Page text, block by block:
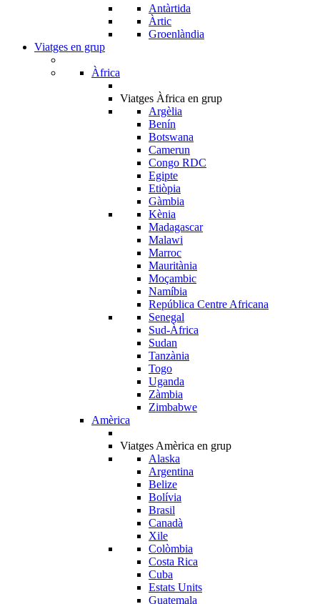
Antàrtida
Àrtic
Groenlàndia
Viatges en grup
Àfrica
Viatges Àfrica en grup
Argèlia
Benín
Botswana
Camerun
Congo RDC
Egipte
Etiòpia
Gàmbia
Kènia
Madagascar
Malawi
Marroc
Mauritània
Moçambic
Namíbia
República Centre Africana
Senegal
Sud-Àfrica
Sudan
Tanzània
Togo
Uganda
Zàmbia
Zimbabwe
Amèrica
Viatges Amèrica en grup
Alaska
Argentina
Belize
Bolívia
Brasil
Canadà
Xile
Colòmbia
Costa Rica
Cuba
Estats Units
Guatemala